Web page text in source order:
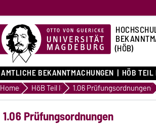
(HÖB)
AMTLICHE BEKANNTMACHUNGEN HÖB TEIL
Home HöB Teil I 1.06 Prüfungsordnungen
1.06 Prüfungsordnungen